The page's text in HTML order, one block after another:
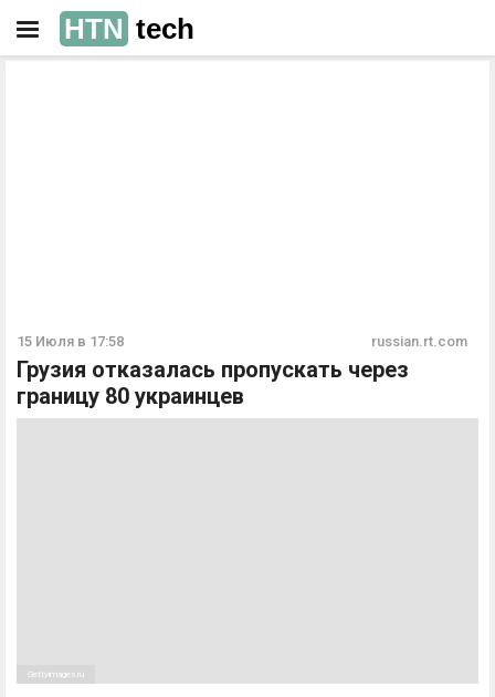
HTN tech
15 Июля в 17:58 russian.rt.com
Грузия отказалась пропускать через
границу 80 украинцев
Gettyimages.ru